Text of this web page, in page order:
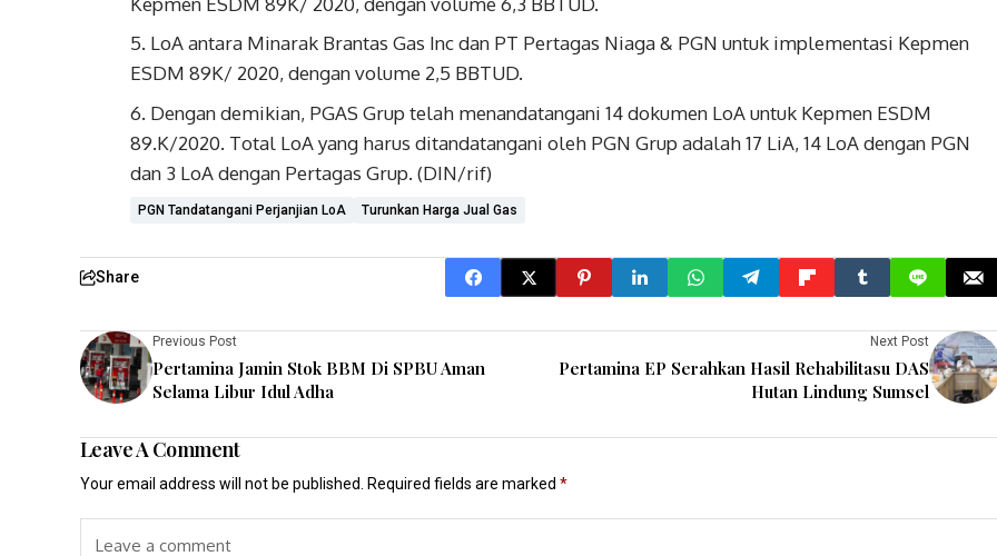
LoA antara Minarak Brantas Gas Inc dan PT Pertagas Niaga & PGN untuk implementasi Kepmen
ESDM 89K/ 2020, dengan volume 2,5 BBTUD.
Dengan demikian, PGAS Grup telah menandatangani 14 dokumen LoA untuk Kepmen ESDM
89.K/2020. Total LoA yang harus ditandatangani oleh PGN Grup adalah 17 LiA, 14 LoA dengan PGN
dan 3 LoA dengan Pertagas Grup. (DIN/rif)
PGN Tandatangani Perjanjian LoA Turunkan Harga Jual Gas
Share
Previous Post
Pertamina Jamin Stok BBM Di SPBU Aman
Selama Libur Idul Adha
Next Post
Pertamina EP Serahkan Hasil Rehabilitasu DAS
Hutan Lindung Sumsel
Leave A Comment
Your email address will not be published. Required fields are marked *